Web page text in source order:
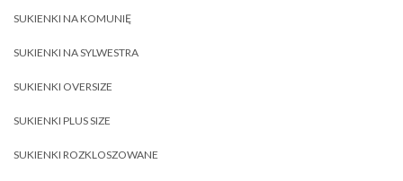
SUKIENKI NA KOMUNIĘ
SUKIENKI NA SYLWESTRA
SUKIENKI OVERSIZE
SUKIENKI PLUS SIZE
SUKIENKI ROZKLOSZOWANE